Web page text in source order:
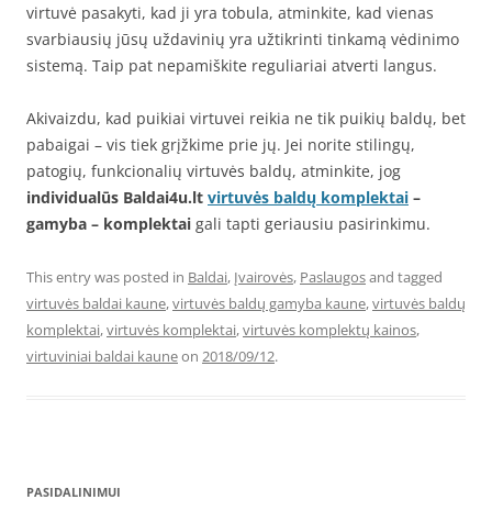
virtuvė pasakyti, kad ji yra tobula, atminkite, kad vienas
svarbiausių jūsų uždavinių yra užtikrinti tinkamą vėdinimo
sistemą. Taip pat nepamiškite reguliariai atverti langus.
Akivaizdu, kad puikiai virtuvei reikia ne tik puikių baldų, bet
pabaigai – vis tiek grįžkime prie jų. Jei norite stilingų,
patogių, funkcionalių virtuvės baldų, atminkite, jog
individualūs Baldai4u.lt virtuvės baldų komplektai –
gamyba – komplektai gali tapti geriausiu pasirinkimu.
This entry was posted in Baldai, Įvairovės, Paslaugosand tagged
virtuvės baldai kaune,virtuvės baldų gamyba kaune,virtuvės baldų
komplektai,virtuvės komplektai,virtuvės komplektų kainos,
virtuviniai baldai kauneon 2018/09/12.
PASIDALINIMUI